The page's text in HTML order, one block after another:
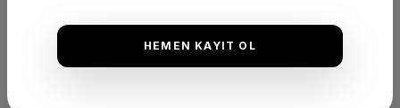
HEMEN KAYIT OL